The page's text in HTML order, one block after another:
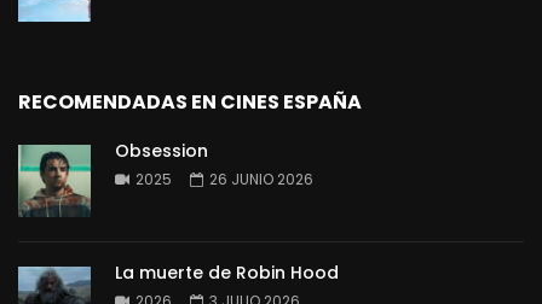
RECOMENDADAS EN CINES ESPAÑA
Obsession
2025 26 JUNIO 2026
La muerte de Robin Hood